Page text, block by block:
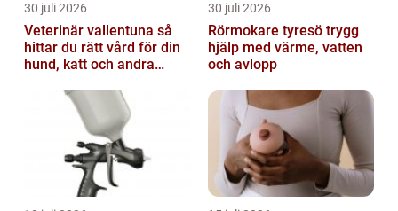
30 juli 2026
Veterinär vallentuna så
hittar du rätt vård för din
hund, katt och andra
30 juli 2026
Rörmokare tyresö trygg
hjälp med värme, vatten
och avlopp